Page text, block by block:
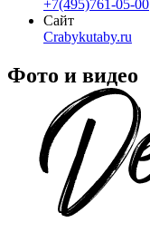
+7(495)761-05-00
Сайт
Crabykutaby.ru
Фото и видео